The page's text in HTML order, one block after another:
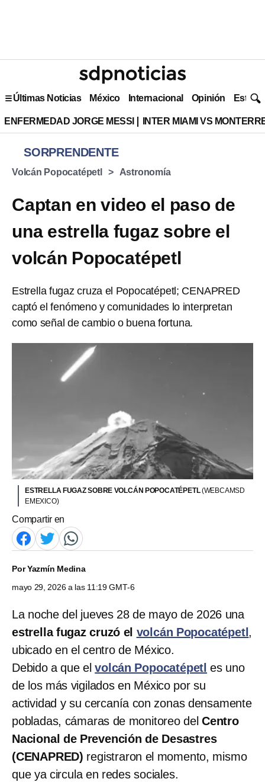
Últimas Noticias México Internacional Opinión Estilo
ENFERMEDAD JORGE MESSI INTER MIAMI VS
SORPRENDENTE
Volcán Popocatépetl Astronomía
Captan en video el paso de
una estrella fugaz sobre el
volcán Popocatépetl
Estrella fugaz cruza el Popocatépetl; CENAPRED
captó el fenómeno y comunidades lo interpretan
como señal de cambio o buena fortuna.
ESTRELLA FUGAZ SOBRE VOLCÁN POPOCATÉPETL(WEBCAMSD
EMEXICO)
Compartir en
PorYazmín Medina
mayo 29, 2026 a las 11:19 GMT-6
La noche del jueves 28 de mayo de 2026 una
estrella fugaz cruzó el volcán Popocatépetl ,
ubicado en el centro de México.
Debido a que elvolcán Popocatépetl es uno
de los más vigilados en México por su
actividad y su cercanía con zonas densamente
pobladas, cámaras de monitoreo del Centro
Nacional de Prevención de Desastres
(CENAPRED) registraron el momento, mismo
que ya circula en redes sociales.